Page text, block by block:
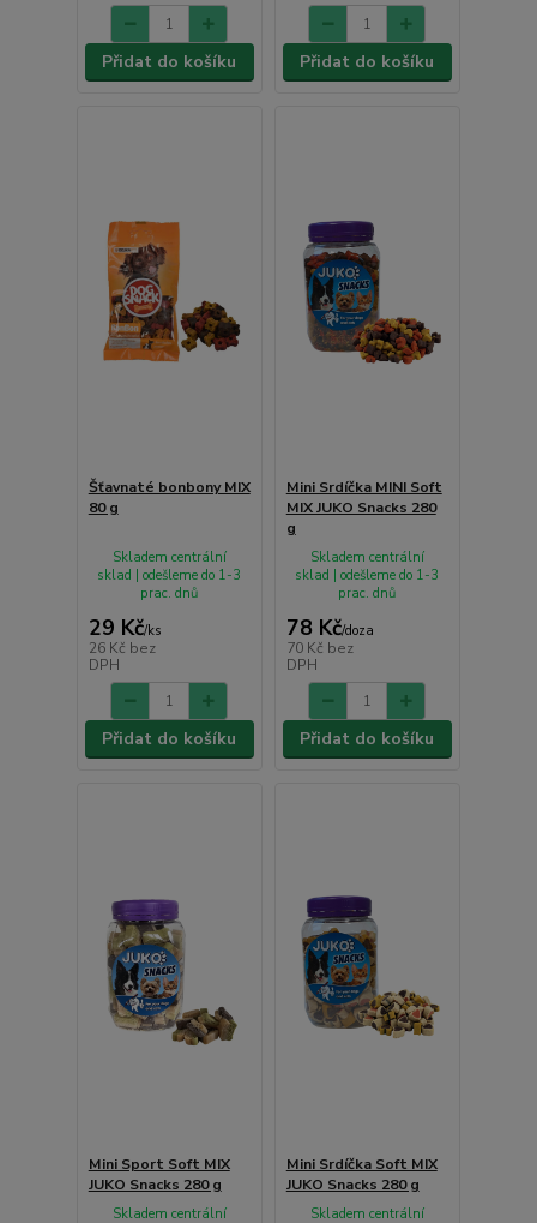
Přidat do košíku Přidat do košíku
Šťavnaté bonbony MIX
80 g
29 Kč/ks
26 Kč bez
DPH
Skladem centrální
sklad | odešleme do 1-3
prac. dnů
Přidat do košíku
Mini Srdíčka MINI Soft
MIX JUKO Snacks 280
g
78 Kč/doza
70 Kč bez
DPH
Skladem centrální
sklad | odešleme do 1-3
prac. dnů
Přidat do košíku
Mini Sport Soft MIX
JUKO Snacks 280 g
Skladem centrální
Mini Srdíčka Soft MIX
JUKO Snacks 280 g
Skladem centrální